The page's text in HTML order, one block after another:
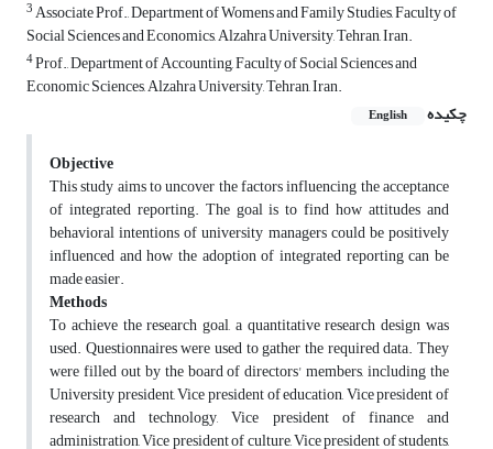
3Associate Prof., Department of Womens and Family Studies, Faculty of
Social Sciences and Economics, Alzahra University, Tehran, Iran.
4Prof., Department of Accounting, Faculty of Social Sciences and
Economic Sciences, Alzahra University, Tehran, Iran.
چکیده
English
Objective
This study aims to uncover the factors influencing the acceptance
of integrated reporting. The goal is to find how attitudes and
behavioral intentions of university managers could be positively
influenced and how the adoption of integrated reporting can be
made easier.
Methods
To achieve the research goal, a quantitative research design was
used. Questionnaires were used to gather the required data. They
were filled out by the board of directors' members, including the
University president, Vice president of education, Vice president of
research and technology, Vice president of finance and
administration, Vice president of culture, Vice president of students,